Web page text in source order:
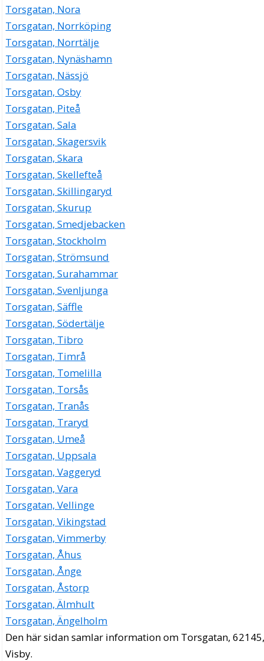
Torsgatan, Nora
Torsgatan, Norrköping
Torsgatan, Norrtälje
Torsgatan, Nynäshamn
Torsgatan, Nässjö
Torsgatan, Osby
Torsgatan, Piteå
Torsgatan, Sala
Torsgatan, Skagersvik
Torsgatan, Skara
Torsgatan, Skellefteå
Torsgatan, Skillingaryd
Torsgatan, Skurup
Torsgatan, Smedjebacken
Torsgatan, Stockholm
Torsgatan, Strömsund
Torsgatan, Surahammar
Torsgatan, Svenljunga
Torsgatan, Säffle
Torsgatan, Södertälje
Torsgatan, Tibro
Torsgatan, Timrå
Torsgatan, Tomelilla
Torsgatan, Torsås
Torsgatan, Tranås
Torsgatan, Traryd
Torsgatan, Umeå
Torsgatan, Uppsala
Torsgatan, Vaggeryd
Torsgatan, Vara
Torsgatan, Vellinge
Torsgatan, Vikingstad
Torsgatan, Vimmerby
Torsgatan, Åhus
Torsgatan, Ånge
Torsgatan, Åstorp
Torsgatan, Älmhult
Torsgatan, Ängelholm
Den här sidan samlar information om Torsgatan,
Visby.